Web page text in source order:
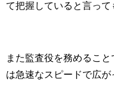
て把握していると言って
また監査役を務めるこ
は急速なスピードで広が